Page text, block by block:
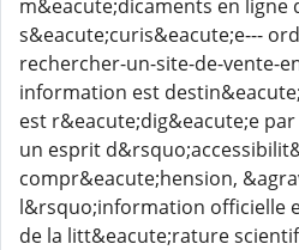
m&eacute;dicaments en ligne
s&eacute;curis&eacute;e---
rechercher-un-site-de-vente-
information est
est r&eacute;dig&eacute;e
un esprit
compr&eacute;hension,
l&rsquo;information officielle
de la litt&eacute;rature